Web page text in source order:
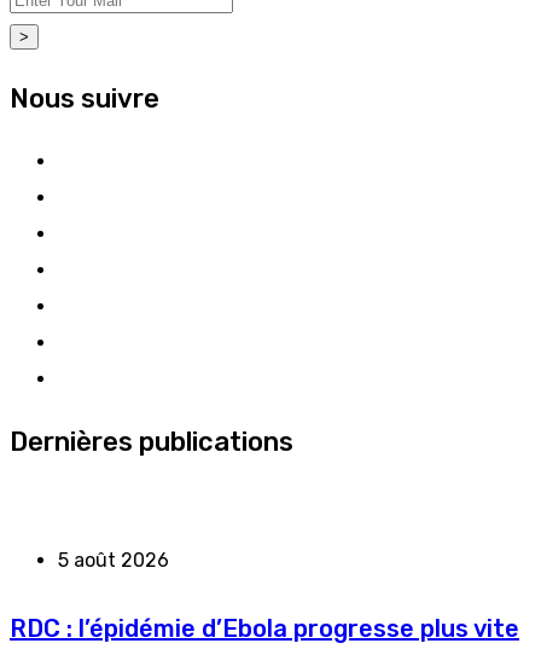
>
Nous suivre
Dernières publications
5 août 2026
RDC : l’épidémie d’Ebola progresse plus vite